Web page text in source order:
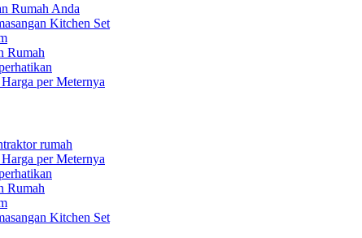
Rumah Anda
Kitchen Set
Rumah
per Meternya
rumah
per Meternya
Rumah
Kitchen Set